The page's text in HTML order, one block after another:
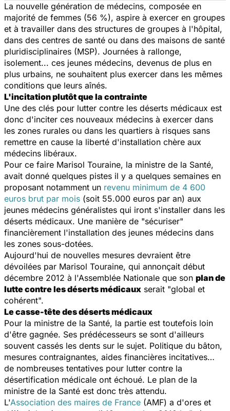
La nouvelle génération de médecins, composée en
majorité de femmes (56 %), aspire à exercer en groupes
et à travailler dans des structures de groupes à l'hôpital,
dans des centres de santé ou dans des maisons de santé
pluridisciplinaires (MSP). Journées à rallonge,
isolement... ces jeunes médecins, devenus de plus en
plus urbains, ne souhaitent plus exercer dans les mêmes
conditions que leurs aînés.
L'incitation plutôt que la contrainte
Une des clés pour lutter contre les déserts médicaux est
donc d'inciter ces nouveaux médecins à exercer dans
les zones rurales ou dans les quartiers à risques sans
remettre en cause la liberté d'installation chère aux
médecins libéraux.
Pour ce faire Marisol Touraine, la ministre de la Santé,
avait donné quelques pistes il y a quelques semaines en
proposant notamment un revenu minimum de 4 600
euros brut par mois (soit 55.000 euros par an) aux
jeunes médecins généralistes qui iront s'installer dans les
déserts médicaux. Une manière de "sécuriser"
financièrement l'installation des jeunes médecins dans
les zones sous-dotées.
Aujourd'hui de nouvelles mesures devraient être
dévoilées par Marisol Touraine, qui annonçait début
décembre 2012 à l'Assemblée Nationale que son plan de
lutte contre les déserts médicaux serait "global et
cohérent".
Le casse-tête des déserts médicaux
Pour la ministre de la Santé, la partie est toutefois loin
d'être gagnée. Ses prédécesseurs se sont d'ailleurs
souvent cassés les dents sur le sujet. Politique du bâton,
mesures contraignantes, aides financières incitatives…
de nombreuses tentatives pour lutter contre la
désertification médicale ont échoué. Le plan de la
ministre de la Santé est donc très attendu.
L'Association des maires de France (AMF) a d'ores et